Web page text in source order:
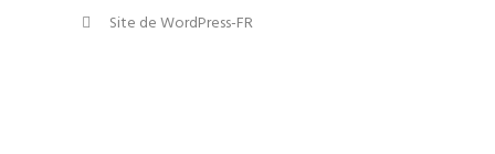
Site de WordPress-FR